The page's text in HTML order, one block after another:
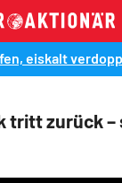
eiskalt
tritt zurück